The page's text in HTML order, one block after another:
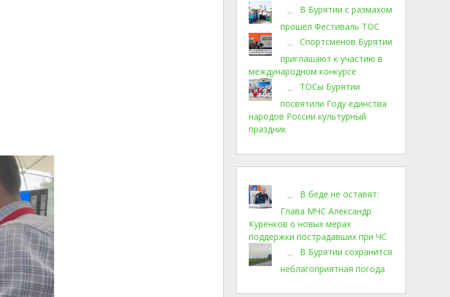
В Бурятии с размахом
прошел Фестиваль ТОС
Спортсменов Бурятии
приглашают к участию в
международном конкурсе
ТОСы Бурятии
посвятили Году единства
народов России культурный
праздник
В беде не оставят:
Глава МЧС Александр
Куренков о новых мерах
поддержки пострадавших при ЧС
В Бурятии сохранится
неблагоприятная погода